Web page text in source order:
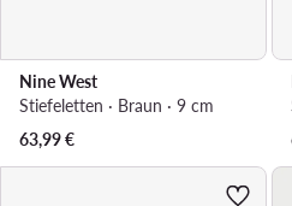
Nine West
Stiefeletten · Braun · 9 cm
63,99€